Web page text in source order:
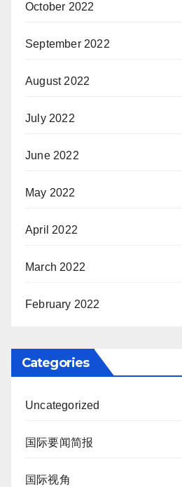
October 2022
September 2022
August 2022
July 2022
June 2022
May 2022
April 2022
March 2022
February 2022
Categories
Uncategorized
国际要闻简报
国际视角